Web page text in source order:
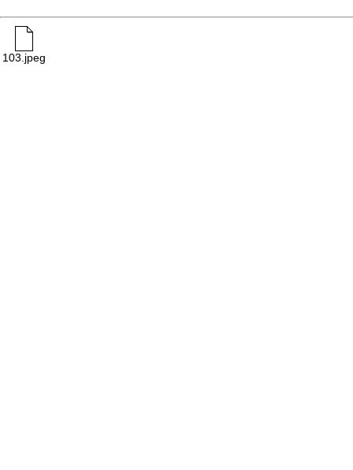
103.jpeg